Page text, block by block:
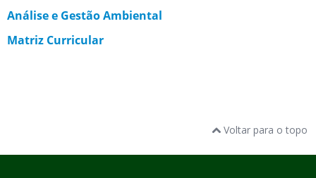
Análise e Gestão Ambiental
Matriz Curricular
Voltar para o topo